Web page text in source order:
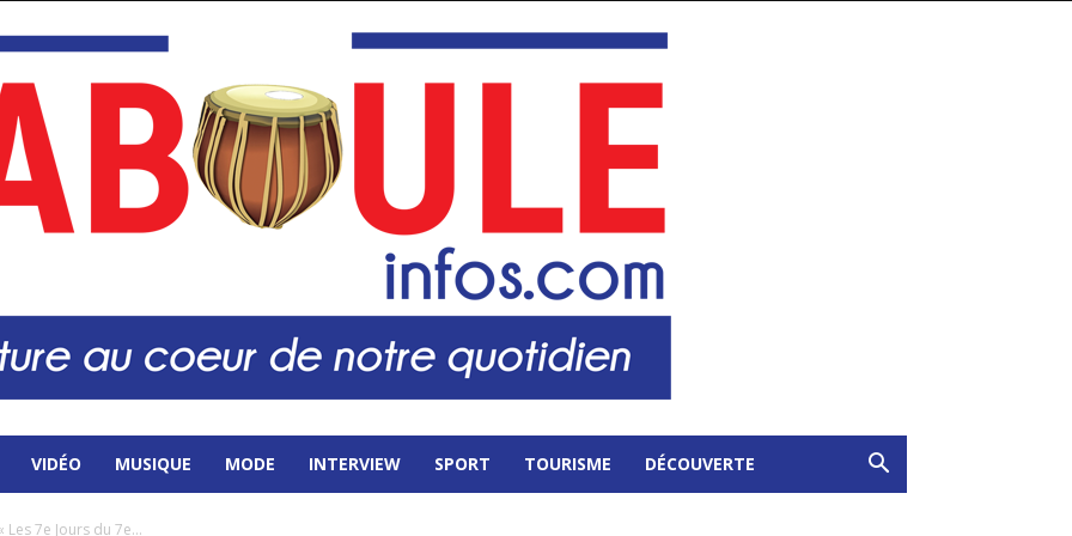
VIDÉO MUSIQUE MODE INTERVIEW SPORT TOURISME DÉCOUVERTE
Les 7e Jours du 7e...